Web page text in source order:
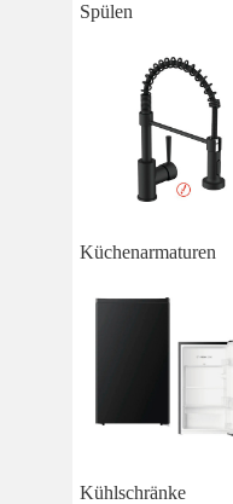
Spülen
Küchenarmaturen
Kühlschränke